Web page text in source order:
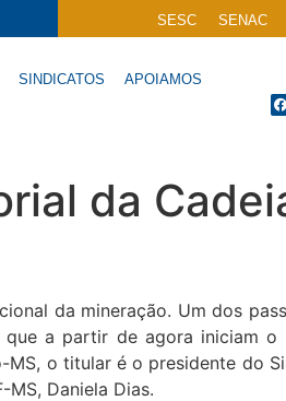
SESC SENAC
SINDICATOS APOIAMOS
da
da mineração. Um dos
que a partir de agora iniciam o
MS, o titular é o presidente do
Daniela Dias.